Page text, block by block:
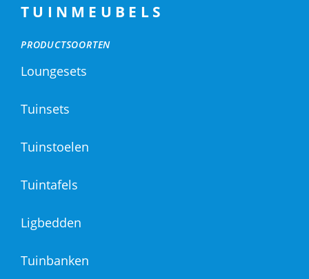
TUINMEUBELS
PRODUCTSOORTEN
Loungesets
Tuinsets
Tuinstoelen
Tuintafels
Ligbedden
Tuinbanken